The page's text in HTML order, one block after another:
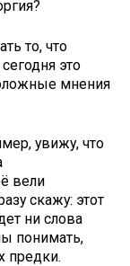
то, что
это
мнения
увижу, что
вели
скажу: этот
ни слова
понимать,
предки.